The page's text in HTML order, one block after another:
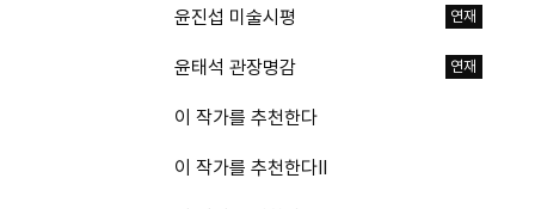
윤진섭 미술시평 연재
윤태석 관장명감 연재
이 작가를 추천한다
이 작가를 추천한다Ⅱ